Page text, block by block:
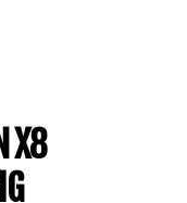
X8